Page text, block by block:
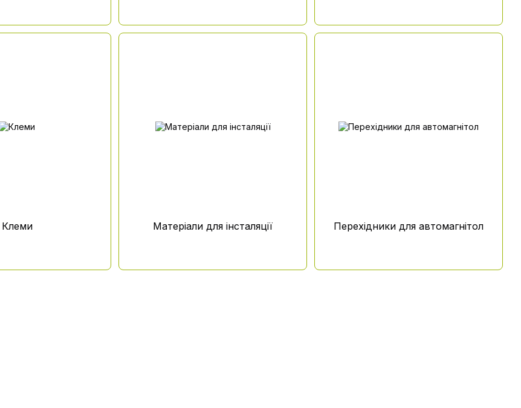
Клеми Матеріали для інсталяції Перехідники для автомагнітол